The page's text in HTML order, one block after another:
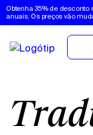
Obtenha 35% de desconto
anuais. Os preços vão
Tradução de vídeo em